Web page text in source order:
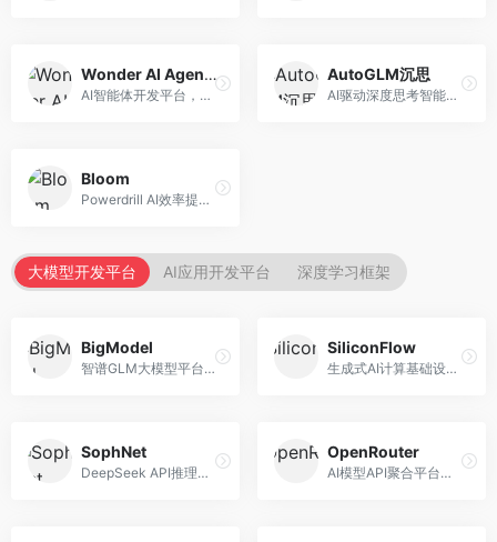
Wonder AI Agents
AI智能体开发平台，专注于低代码智能体创建。面向开发者，提供可视化开发、模板库、部署服务等功能，开发门槛低。
AutoGLM沉思
AI驱动深度思考智能体，专注于复杂推理任务。面向高级用户，提供深度分析、逻辑推理、决策支持等服务，推理能力强。
Bloom
Powerdrill AI效率提升平台，专注于企业智能化。面向企业用户，提供智能体创建、流程自动化、数据分析等服务，企业效率提升显著。
大模型开发平台 AI应用开发平台 深度学习框架
BigModel
智谱GLM大模型平台，提供API调用与模型服务。面向开发者和企业用户，提供GLM系列模型API、微调服务、应用开发工具等，开源生态完善。
SiliconFlow
生成式AI计算基础设施平台，专注于模型推理服务。面向开发者和企业，提供多模型API、高性能推理、成本优化等服务，推理性价比高。
SophNet
DeepSeek API推理平台，专注于DeepSeek模型服务。面向开发者，提供DeepSeek模型API、高性能推理、低成本服务，推理效率高。
OpenRouter
AI模型API聚合平台，整合多种主流大模型。面向开发者，提供统一API接口、模型对比、成本优化等服务，模型选择灵活。